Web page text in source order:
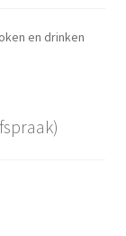
en drinken